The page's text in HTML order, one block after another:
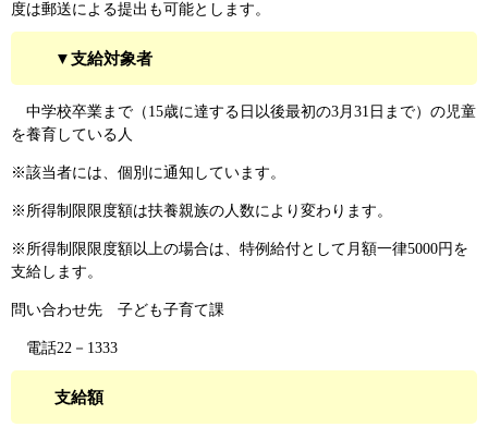
度は郵送による提出も可能とします。
▼支給対象者
中学校卒業まで（15歳に達する日以後最初の3月31日まで）の児童
を養育している人
※該当者には、個別に通知しています。
※所得制限限度額は扶養親族の人数により変わります。
※所得制限限度額以上の場合は、特例給付として月額一律5000円を
支給します。
問い合わせ先 子ども子育て課
電話22－1333
支給額